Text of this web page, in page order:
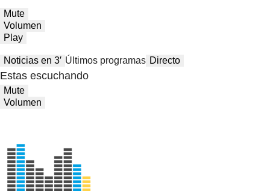
Mute
Volumen
Play
Noticias en 3′ Últimos programas Directo
Estas escuchando
Mute
Volumen